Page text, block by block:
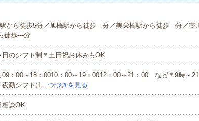
から徒歩5分／旭橋駅から徒歩---分／美栄橋駅から徒歩---分／壺
徒歩---分
のシフト制＊土日祝お休みもOK
：00～18：0010：00～19：0012：00～21：00 など＊9時～
夜勤シフト(1…つづきを見る
相談OK